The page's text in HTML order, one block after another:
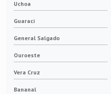
Uchoa
Guaraci
General Salgado
Ouroeste
Vera Cruz
Bananal